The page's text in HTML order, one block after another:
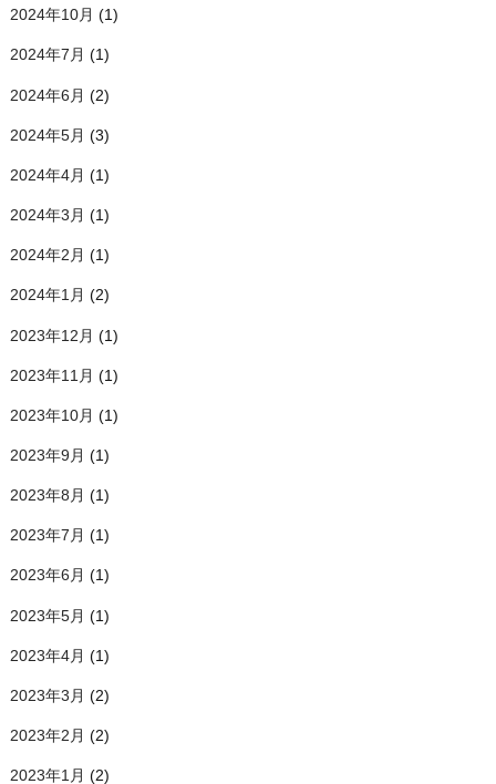
2024年10月 (1)
2024年7月 (1)
2024年6月 (2)
2024年5月 (3)
2024年4月 (1)
2024年3月 (1)
2024年2月 (1)
2024年1月 (2)
2023年12月 (1)
2023年11月 (1)
2023年10月 (1)
2023年9月 (1)
2023年8月 (1)
2023年7月 (1)
2023年6月 (1)
2023年5月 (1)
2023年4月 (1)
2023年3月 (2)
2023年2月 (2)
2023年1月 (2)